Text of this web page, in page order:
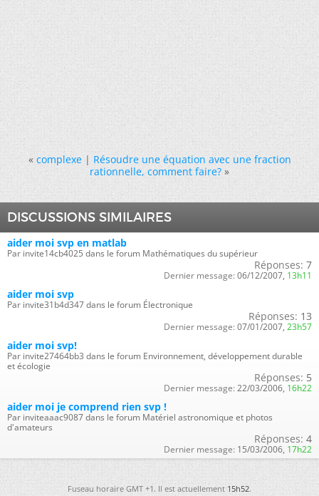
« complexe|Résoudre une équation avec une fraction
rationnelle, comment faire? »
DISCUSSIONS SIMILAIRES
aider moi svp en matlab
Par invite14cb4025 dans le forum Mathématiques du supérieur
Réponses: 7
Dernier message: 06/12/2007, 13h11
aider moi svp
Par invite31b4d347 dans le forum Électronique
Réponses: 13
Dernier message: 07/01/2007, 23h57
aider moi svp!
Par invite27464bb3 dans le forum Environnement, développement durable
et écologie
Réponses: 5
Dernier message: 22/03/2006, 16h22
aider moi je comprend rien svp !
Par inviteaaac9087 dans le forum Matériel astronomique et photos
d'amateurs
Réponses: 4
Dernier message: 15/03/2006, 17h22
Fuseau horaire GMT +1. Il est actuellement15h52.